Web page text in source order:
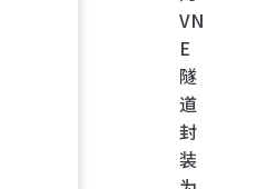
VN
E
隧
道
封
装